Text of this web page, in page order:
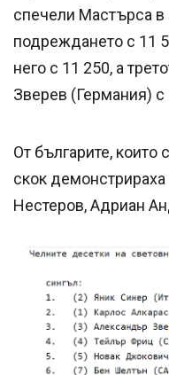
спечели Мастърса
подреждането с 11
него с 11 250, а
Зверев (Германия) с
От българите, които
скок
Нестеров, Адриан